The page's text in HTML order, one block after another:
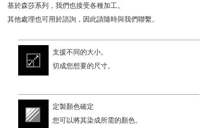
基於森莎系列，我們也接受各種加工。
其他處理也可用於諮詢，因此請隨時與我們聯繫。
支援不同的大小。
切成您想要的尺寸。
定製顏色確定
您可以將其染成所需的顏色。